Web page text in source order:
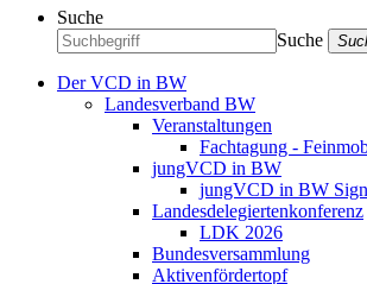
Suche
Suche
Der VCD in BW
Landesverband BW
Veranstaltungen
Fachtagung -
jungVCD in BW
jungVCD in BW
Landesdelegiertenkonferenz
LDK 2026
Bundesversammlung
Aktivenfördertopf